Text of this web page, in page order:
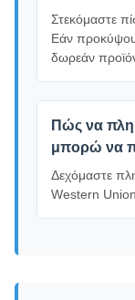
Στεκόμαστε
Εάν
δωρεάν
Πώς να
μπορώ να
Δεχόμαστε
Western